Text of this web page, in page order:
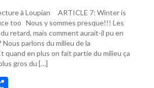
à Loupian ARTICLE 7: Winter is
too Nous y sommes presque!!! Les
retard, mais comment aurait-il pu en
parlons du milieu de la
quand en plus on fait partie du milieu ça
gros du […]